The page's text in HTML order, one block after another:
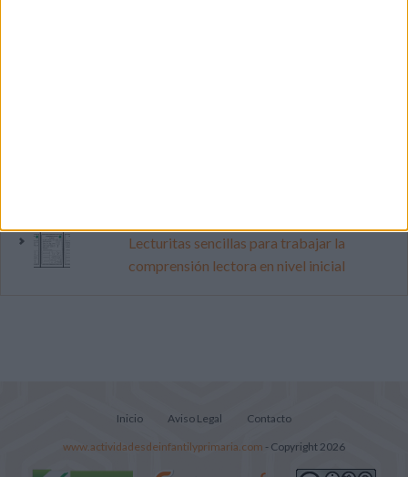
Lecturitas sencillas para trabajar la
comprensión lectora en nivel inicial
Inicio Aviso Legal Contacto
www.actividadesdeinfantilyprimaria.com - Copyright 2026